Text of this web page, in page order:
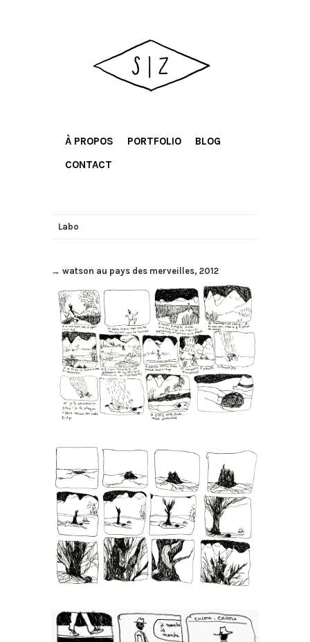
À PROPOS PORTFOLIO
BLOG
CONTACT
Labo
→ watson au pays des merveilles, 2012